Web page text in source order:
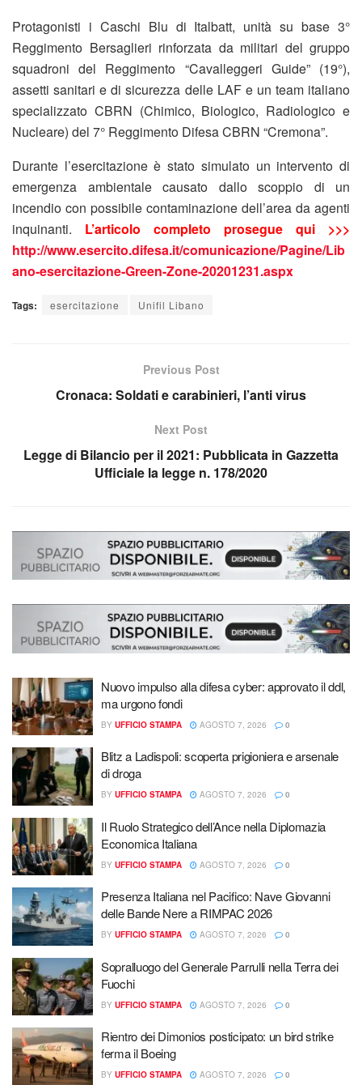
Protagonisti i Caschi Blu di Italbatt, unità su base 3°
Reggimento Bersaglieri rinforzata da militari del gruppo
squadroni del Reggimento “Cavalleggeri Guide” (19°),
assetti sanitari e di sicurezza delle LAF e un team italiano
specializzato CBRN (Chimico, Biologico, Radiologico e
Nucleare) del 7° Reggimento Difesa CBRN “Cremona”.
Durante l’esercitazione è stato simulato un intervento di
emergenza ambientale causato dallo scoppio di un
incendio con possibile contaminazione dell’area da agenti
inquinanti. L’articolo completo prosegue qui >>>
http://www.esercito.difesa.it/comunicazione/Pagine/Lib
ano-esercitazione-Green-Zone-20201231.aspx
Tags: esercitazione Unifil Libano
Previous Post
Cronaca: Soldati e carabinieri, l’anti virus
Next Post
Legge di Bilancio per il 2021: Pubblicata in Gazzetta
Ufficiale la legge n. 178/2020
Nuovo impulso alla difesa cyber: approvato il ddl,
ma urgono fondi
BY UFFICIO STAMPA AGOSTO 7, 2026 0
Blitz a Ladispoli: scoperta prigioniera e arsenale
di droga
BY UFFICIO STAMPA AGOSTO 7, 2026 0
Il Ruolo Strategico dell’Ance nella Diplomazia
Economica Italiana
BY UFFICIO STAMPA AGOSTO 7, 2026 0
Presenza Italiana nel Pacifico: Nave Giovanni
delle Bande Nere a RIMPAC 2026
BY UFFICIO STAMPA AGOSTO 7, 2026 0
Sopralluogo del Generale Parrulli nella Terra dei
Fuochi
BY UFFICIO STAMPA AGOSTO 7, 2026 0
Rientro dei Dimonios posticipato: un bird strike
ferma il Boeing
BY UFFICIO STAMPA AGOSTO 7, 2026 0